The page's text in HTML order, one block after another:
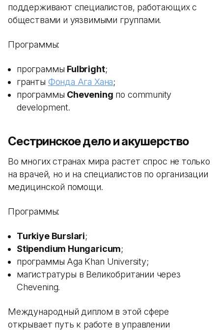
поддерживают специалистов, работающих с
обществами и уязвимыми группами.
Программы:
программы Fulbright;
гранты Фонда Ага Хана;
программы Chevening по community
development.
Сестринское дело и акушерство
Во многих странах мира растет спрос не только
на врачей, но и на специалистов по организации
медицинской помощи.
Программы:
Turkiye Burslari;
Stipendium Hungaricum;
программы Aga Khan University;
магистратуры в Великобритании через
Chevening.
Международный диплом в этой сфере
открывает путь к работе в управлении